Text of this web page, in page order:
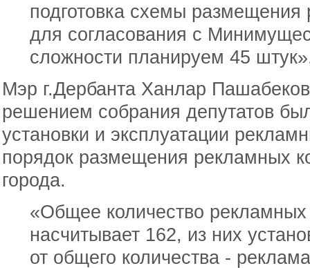
подготовка схемы размещения
для согласования с
сложности планируем 45
Мэр г.Дербанта Ханлар
решением собрания депутатов
установки и эксплуатации
порядок размещения рекламных
города.
«Общее количество рекламных
насчитывает 162, из них
от общего количества -